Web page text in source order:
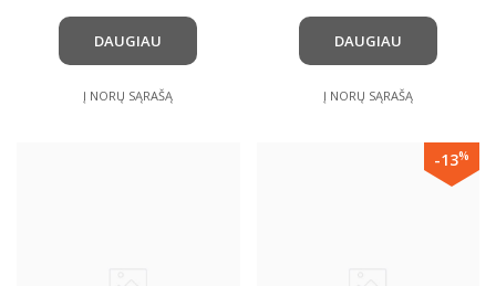
DAUGIAU
Į NORŲ SĄRAŠĄ
DAUGIAU
Į NORŲ SĄRAŠĄ
-13%